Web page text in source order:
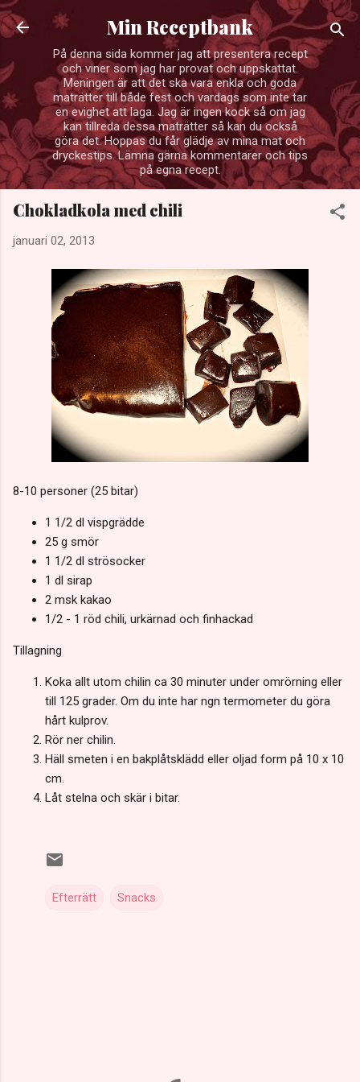
Fortsätt till huvudinnehåll
Min Receptbank
På denna sida kommer jag att presentera recept
och viner som jag har provat och uppskattat.
Meningen är att det ska vara enkla och goda
maträtter till både fest och vardags som inte tar
en evighet att laga. Jag är ingen kock så om jag
kan tillreda dessa maträtter så kan du också
göra det. Hoppas du får glädje av mina mat och
dryckestips. Lämna gärna kommentarer och tips
på egna recept.
Chokladkola med chili
januari 02, 2013
8-10 personer (25 bitar)
1 1/2 dl vispgrädde
25 g smör
1 1/2 dl strösocker
1 dl sirap
2 msk kakao
1/2 - 1 röd chili, urkärnad och finhackad
Tillagning
Koka allt utom chilin ca 30 minuter under omrörning eller
till 125 grader. Om du inte har ngn termometer du göra
hårt kulprov.
Rör ner chilin.
Häll smeten i en bakplåtsklädd eller oljad form på 10 x 10
cm.
Låt stelna och skär i bitar.
Efterrätt Snacks